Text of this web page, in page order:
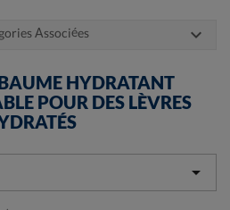
Associées expand_more
HYDRATANT
POUR DES LÈVRES
